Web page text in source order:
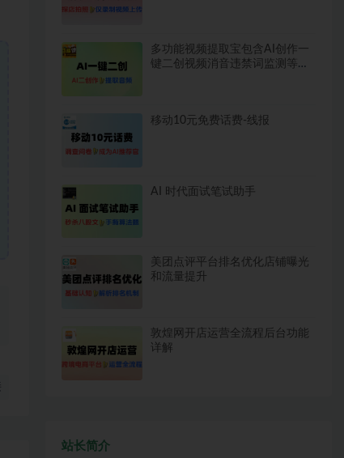
多功能视频提取宝包含AI创作一
键二创视频消音违禁词监测等永
移动10元免费话费-线报
AI 时代面试笔试助手
美团点评平台排名优化店铺曝光
和流量提升
敦煌网开店运营全流程后台功能
详解
站长简介